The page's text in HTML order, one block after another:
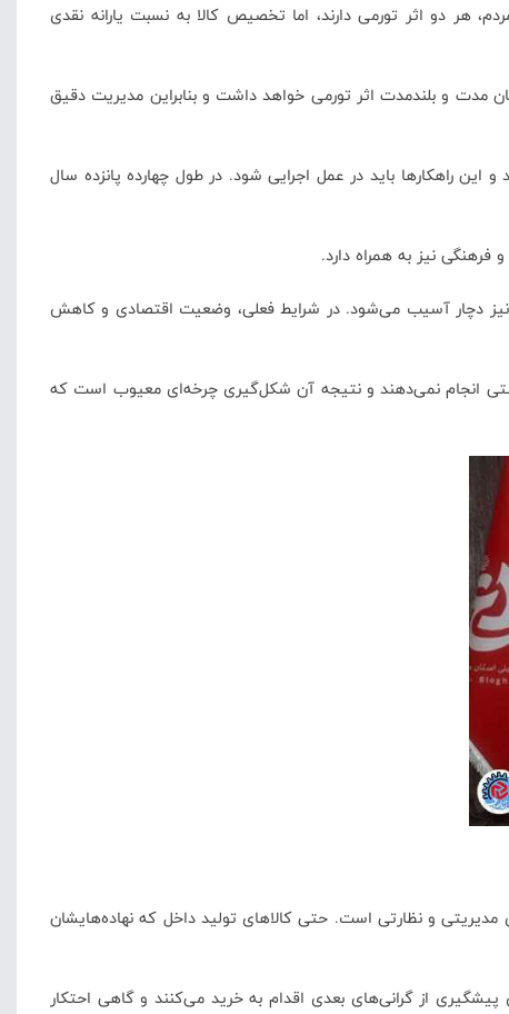
هر دو اثر تورمی دارند، اما تخصیص کالا به نسبت یارانه نقدی
مدت و بلندمدت اثر تورمی خواهد داشت و بنابراین مدیریت دقیق
این راهکارها باید در عمل اجرایی شود. در طول چهارده پانزده سال
نیز به همراه دارد.
نیز دچار آسیب می‌شود. در شرایط فعلی، وضعیت اقتصادی و کاهش
انجام نمی‌دهند و نتیجه آن شکل‌گیری چرخه‌ای معیوب است که
و نظارتی است. حتی کالاهای تولید داخل که نهاده‌هایشان
پیشگیری از گرانی‌های بعدی اقدام به خرید می‌کنند و گاهی احتکار